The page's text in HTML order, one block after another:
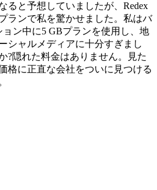
ると予想していましたが、Redex
ランで私を驚かせました。私はバ
ン中に5 GBプランを使用し、地
シャルメディアに十分すぎまし
?隠れた料金はありません。見た
格に正直な会社をついに見つける